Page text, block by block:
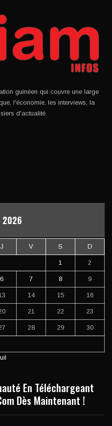
guinéen qui couvre une large
l'économie, les interviews, la
d'actualité.
2026
J V S D
1 2
6 7 8 9
14 15 16
21 22 23
28 29 30
En Téléchargeant
Dès Maintenant !